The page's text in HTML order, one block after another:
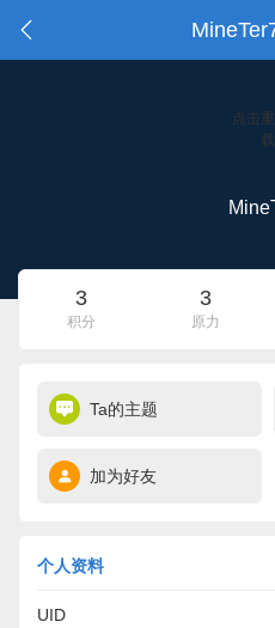
点击
载
3
积分
3
原力
Ta的主题
加为好友
个人资料
UID